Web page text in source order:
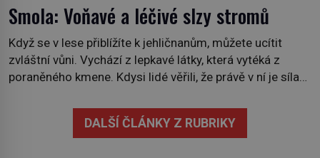
Smola: Voňavé a léčivé slzy stromů
Když se v lese přiblížíte k jehličnanům, můžete ucítit
zvláštní vůni. Vychází z lepkavé látky, která vytéká z
poraněného kmene. Kdysi lidé věřili, že právě v ní je síla
lidstvo pracovalo. Chrání strom před infekcí, hmyzem a
vysycháním. Dá se říct, že je to přírodní […]
DALŠÍ ČLÁNKY Z RUBRIKY